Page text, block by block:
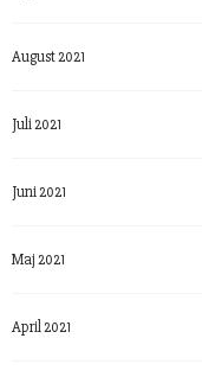
August 2021
Juli 2021
Juni 2021
Maj 2021
April 2021